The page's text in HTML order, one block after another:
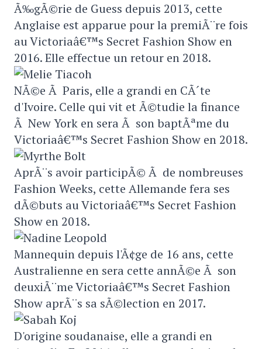
Ã‰gÃ©rie de Guess depuis 2013, cette
Anglaise est apparue pour la premiÃ¨re fois
au Victoriaâ€™s Secret Fashion Show en
2016. Elle effectue un retour en 2018.
NÃ©e Ã Paris, elle a grandi en CÃ´te
d'Ivoire. Celle qui vit et Ã©tudie la finance
Ã New York en sera Ã son baptÃªme du
Victoriaâ€™s Secret Fashion Show en 2018.
AprÃ¨s avoir participÃ© Ã de nombreuses
Fashion Weeks, cette Allemande fera ses
dÃ©buts au Victoriaâ€™s Secret Fashion
Show en 2018.
Mannequin depuis l'Ã¢ge de 16 ans, cette
Australienne en sera cette annÃ©e Ã son
deuxiÃ¨me Victoriaâ€™s Secret Fashion
Show aprÃ¨s sa sÃ©lection en 2017.
D'origine soudanaise, elle a grandi en